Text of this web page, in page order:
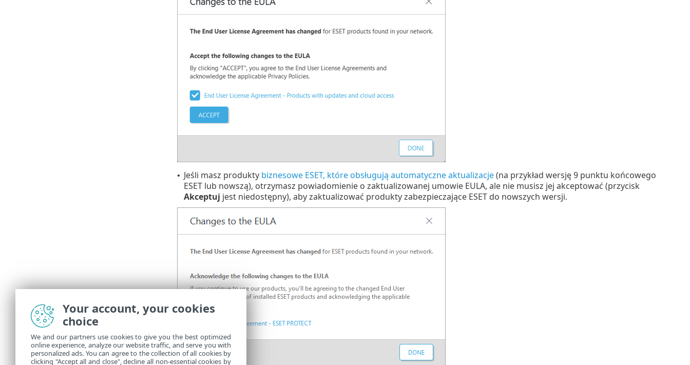
• Jeśli masz produkty biznesowe ESET, które obsługują automatyczne aktualizacje(na przykład wersję 9 punktu końcowego
ESET lub nowszą), otrzymasz powiadomienie o zaktualizowanej umowie EULA, ale nie musisz jej akceptować (przycisk
Akceptuj jest niedostępny), aby zaktualizować produkty zabezpieczające ESET do nowszych wersji.
Your account, your cookies
choice
We and our partners use cookies to give you the best optimized
online experience, analyze our website traffic, and serve you with
personalized ads. You can agree to the collection of all cookies by
clicking "Accept all and close", decline all non-essential cookies by